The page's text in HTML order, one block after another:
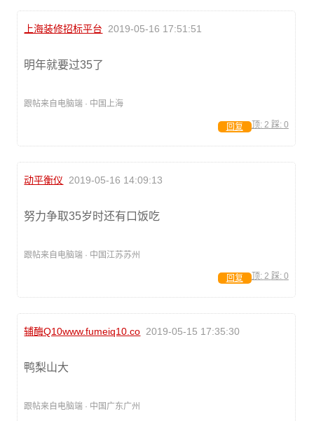
上海装修招标平台 2019-05-16 17:51:51
明年就要过35了
跟帖来自电脑端 · 中国上海
顶: 2 踩: 0
回复
动平衡仪 2019-05-16 14:09:13
努力争取35岁时还有口饭吃
跟帖来自电脑端 · 中国江苏苏州
顶: 2 踩: 0
回复
辅酶Q10www.fumeiq10.co 2019-05-15 17:35:30
鸭梨山大
跟帖来自电脑端 · 中国广东广州